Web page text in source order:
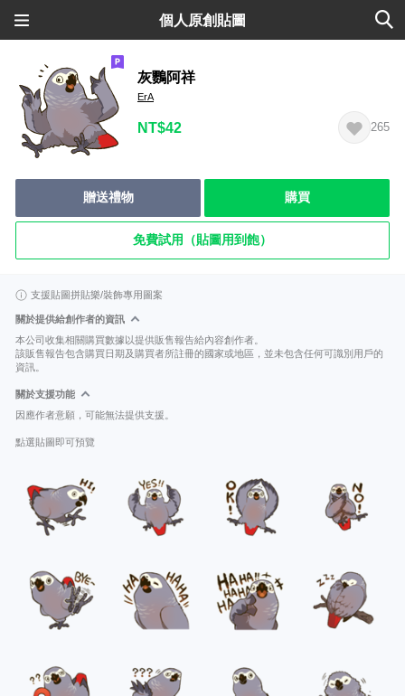
個人原創貼圖
灰鸚阿祥
ErA
NT$42 265
贈送禮物 購買
免費試用（貼圖用到飽）
支援貼圖拼貼樂/裝飾專用圖案
關於提供給創作者的資訊
本公司收集相關購買數據以提供販售報告給內容創作者。
該販售報告包含購買日期及購買者所註冊的國家或地區，並未包含任何可識別用戶的
資訊。
關於支援功能
因應作者意願，可能無法提供支援。
點選貼圖即可預覽